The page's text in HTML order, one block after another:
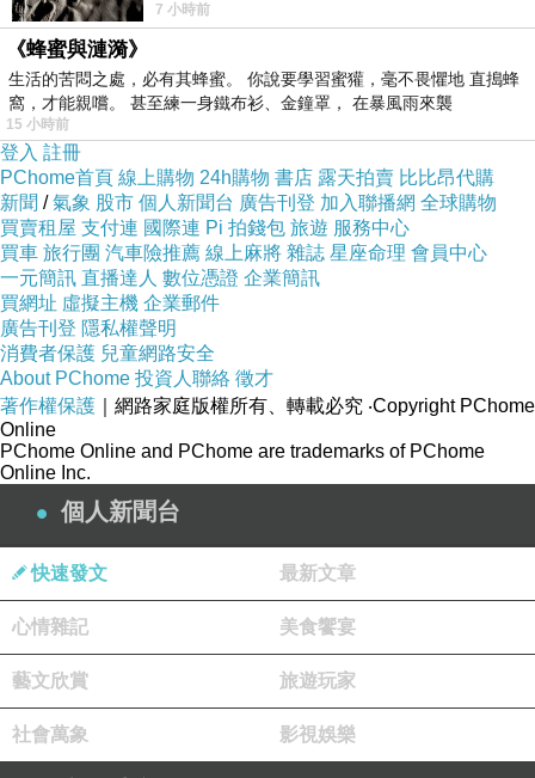
《福報》
Initiate compassion and increase wisdom
Develop wisdom and achieve great blessings
發慈悲心，增長智慧
發展智慧，成就大福報
《同享》
Benefits are equalized, blessings are shared, and
以為展場已經差不多要安靜下來，卻發
7 小時前
《蜂蜜與漣漪》
生活的苦悶之處，必有其蜂蜜。 你說要學習蜜獾，毫不畏懼地 直搗蜂
窩，才能親嚐。 甚至練一身鐵布衫、金鐘罩， 在暴風雨來襲
15 小時前
登入 註冊
PChome首頁 線上購物 24h購物 書店 露天拍賣 比比昂代購
新聞 /氣象 股市 個人新聞台 廣告刊登 加入聯播網 全球購物
買賣租屋 支付連 國際連 Pi 拍錢包 旅遊 服務中心
買車 旅行團 汽車險推薦 線上麻將 雜誌 星座命理 會員中心
一元簡訊 直播達人 數位憑證 企業簡訊
買網址 虛擬主機 企業郵件
廣告刊登 隱私權聲明
消費者保護 兒童網路安全
About PChome 投資人聯絡 徵才
著作權保護 ｜網路家庭版權所有、轉載必究 ‧Copyright PChome
Online
PChome Online and PChome are trademarks of PChome
Online Inc.
個人新聞台
快速發文 最新文章
心情雜記 美食饗宴
藝文欣賞 旅遊玩家
社會萬象 影視娛樂